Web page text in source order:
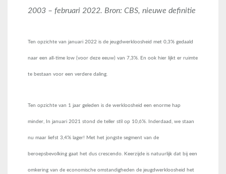
2003 – februari 2022. Bron: CBS, nieuwe definitie
Ten opzichte van januari 2022 is de jeugdwerkloosheid met 0,3% gedaald
naar een all-time low (voor deze eeuw) van 7,3%. En ook hier lijkt er ruimte
te bestaan voor een verdere daling.
Ten opzichte van 1 jaar geleden is de werkloosheid een enorme hap
minder, In januari 2021 stond de teller stil op 10,6%. Inderdaad, we staan
nu maar liefst 3,4% lager! Met het jongste segment van de
beroepsbevolking gaat het dus crescendo. Keerzijde is natuurlijk dat bij een
omkering van de economische omstandigheden de jeugdwerkloosheid het